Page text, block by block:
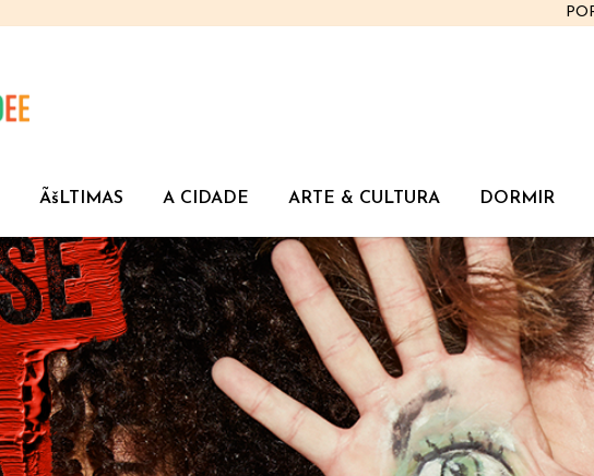
ÃšLTIMAS A CIDADE ARTE & CULTURA DORMIR